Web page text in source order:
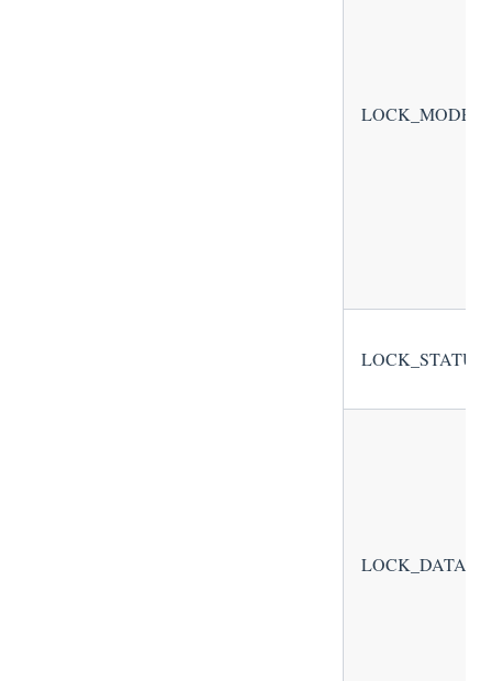
LOCK_MODE
LOCK_STATUS
LOCK_DATA